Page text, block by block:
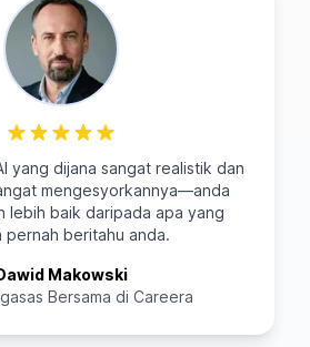
yang dijana sangat realistik dan
mengesyorkannya—anda
lebih baik daripada apa yang
pernah beritahu anda.
Makowski
Bersama di Careera